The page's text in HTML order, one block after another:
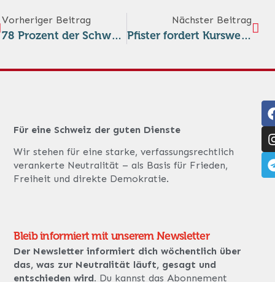
Vorheriger Beitrag
78 Prozent der Schweizer wollen kein militarisches Engagement in der Ukraine
Nächster Beitrag
Pfister fordert Kurswechsel: Schweiz soll Teil der europäischen Verteidigung werden
Für eine Schweiz der guten Dienste
Wir stehen für eine starke, verfassungsrechtlich
verankerte Neutralität – als Basis für Frieden,
Freiheit und direkte Demokratie.
Bleib informiert mit unserem Newsletter
Der Newsletter informiert dich wöchentlich über
das, was zur Neutralität läuft, gesagt und
entschieden wird. Du kannst das Abonnement